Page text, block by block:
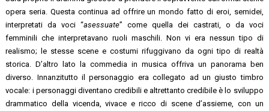
opera seria. Questa continua ad offrire un mondo fatto di eroi, semidei,
interpretati da voci “asessuate” come quella dei castrati, o da voci
femminili che interpretavano ruoli maschili. Non vi era nessun tipo di
realismo; le stesse scene e costumi rifuggivano da ogni tipo di realtà
storica. D’altro lato la commedia in musica offriva un panorama ben
diverso. Innanzitutto il personaggio era collegato ad un giusto timbro
vocale: i personaggi diventano credibili e altrettanto credibile è lo sviluppo
drammatico della vicenda, vivace e ricco di scene d’assieme, con un